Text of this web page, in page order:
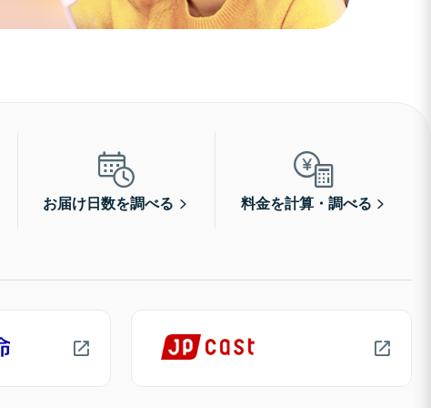
お届け日数を調べる 料金を計算・調べる